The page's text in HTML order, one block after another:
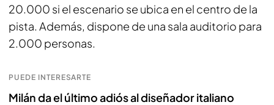
20.000 si el escenario se ubica en el centro de la
pista. Además, dispone de una sala auditorio para
2.000 personas.
PUEDE INTERESARTE
Milán da el último adiós al diseñador italiano